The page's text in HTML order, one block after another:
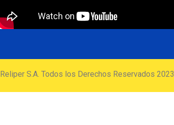
Reliper S.A. Todos los Derechos Reservados 2023.